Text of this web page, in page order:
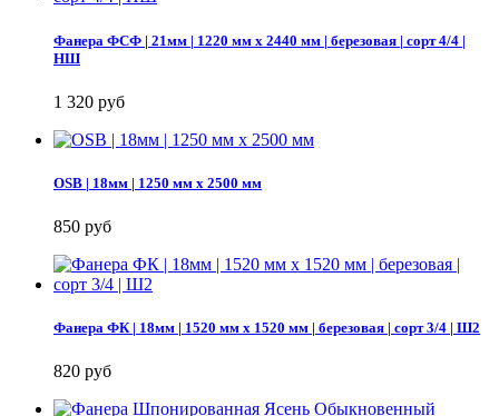
Фанера ФСФ | 21мм | 1220 мм х 2440 мм | березовая | сорт 4/4 |
НШ
1 320 руб
OSB | 18мм | 1250 мм х 2500 мм
850 руб
Фанера ФК | 18мм | 1520 мм х 1520 мм | березовая | сорт 3/4 | Ш2
820 руб